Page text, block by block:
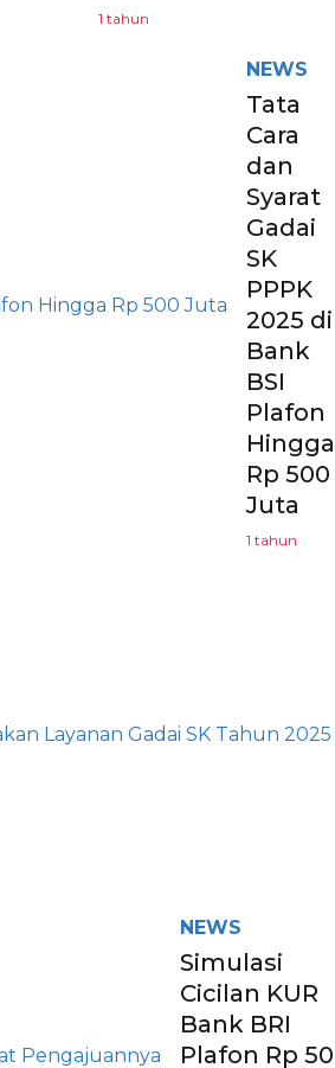
1 tahun
NEWS
Tata
Cara
dan
Syarat
Gadai
SK
PPPK
2025 di
Bank
BSI
Plafon
Hingga
Rp 500
Juta
1 tahun
NEWS
Simulasi
Cicilan KUR
Bank BRI
Plafon Rp 50